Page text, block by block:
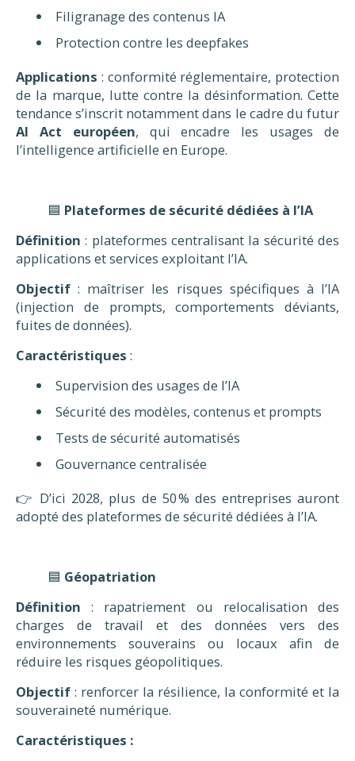
Filigranage des contenus IA
Protection contre les deepfakes
Applications : conformité réglementaire, protection
de la marque, lutte contre la désinformation. Cette
tendance s’inscrit notamment dans le cadre du futur
AI Act européen, qui encadre les usages de
l’intelligence artificielle en Europe.
🟦 Plateformes de sécurité dédiées à l’IA
Définition : plateformes centralisant la sécurité des
applications et services exploitant l’IA.
Objectif : maîtriser les risques spécifiques à l’IA
(injection de prompts, comportements déviants,
fuites de données).
Caractéristiques :
Supervision des usages de l’IA
Sécurité des modèles, contenus et prompts
Tests de sécurité automatisés
Gouvernance centralisée
👉 D’ici 2028, plus de 50 % des entreprises auront
adopté des plateformes de sécurité dédiées à l’IA.
🟦 Géopatriation
Définition : rapatriement ou relocalisation des
charges de travail et des données vers des
environnements souverains ou locaux afin de
réduire les risques géopolitiques.
Objectif : renforcer la résilience, la conformité et la
souveraineté numérique.
Caractéristiques :